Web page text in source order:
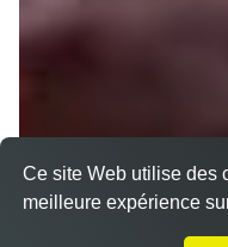
Ce site Web utilise des
meilleure expérience